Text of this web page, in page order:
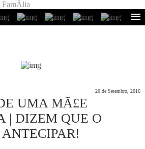
FamÃ­lia
20 de Setembro, 2016
UMA MÃ£E
| DIZEM QUE O